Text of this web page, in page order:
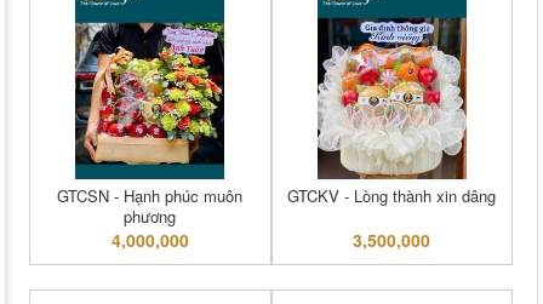
GTCSN - Hạnh phúc muôn
phương
4,000,000
GTCKV - Lòng thành xin dâng
3,500,000